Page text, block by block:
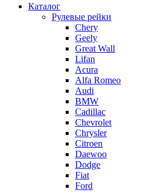
Каталог
Рулевые рейки
Chery
Geely
Great Wall
Lifan
Acura
Alfa Romeo
Audi
BMW
Cadillac
Chevrolet
Chrysler
Citroen
Daewoo
Dodge
Fiat
Ford